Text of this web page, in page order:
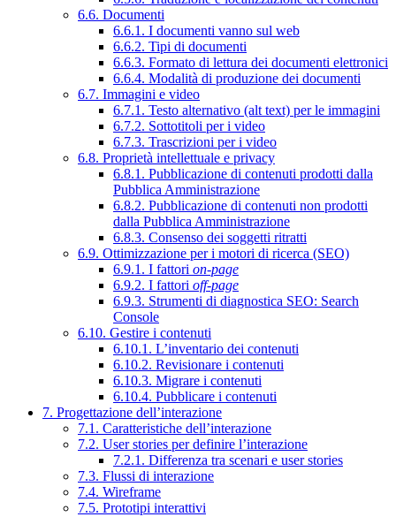
6.6. Documenti
6.6.1. I documenti vanno sul web
6.6.2. Tipi di documenti
6.6.3. Formato di lettura dei documenti elettronici
6.6.4. Modalità di produzione dei documenti
6.7. Immagini e video
6.7.1. Testo alternativo (alt text) per le immagini
6.7.2. Sottotitoli per i video
6.7.3. Trascrizioni per i video
6.8. Proprietà intellettuale e privacy
6.8.1. Pubblicazione di contenuti prodotti dalla
Pubblica Amministrazione
6.8.2. Pubblicazione di contenuti non prodotti
dalla Pubblica Amministrazione
6.8.3. Consenso dei soggetti ritratti
6.9. Ottimizzazione per i motori di ricerca (SEO)
6.9.1. I fattori on-page
6.9.2. I fattori off-page
6.9.3. Strumenti di diagnostica SEO: Search
Console
6.10. Gestire i contenuti
6.10.1. L’inventario dei contenuti
6.10.2. Revisionare i contenuti
6.10.3. Migrare i contenuti
6.10.4. Pubblicare i contenuti
7. Progettazione dell’interazione
7.1. Caratteristiche dell’interazione
7.2. User stories per definire l’interazione
7.2.1. Differenza tra scenari e user stories
7.3. Flussi di interazione
7.4. Wireframe
7.5. Prototipi interattivi